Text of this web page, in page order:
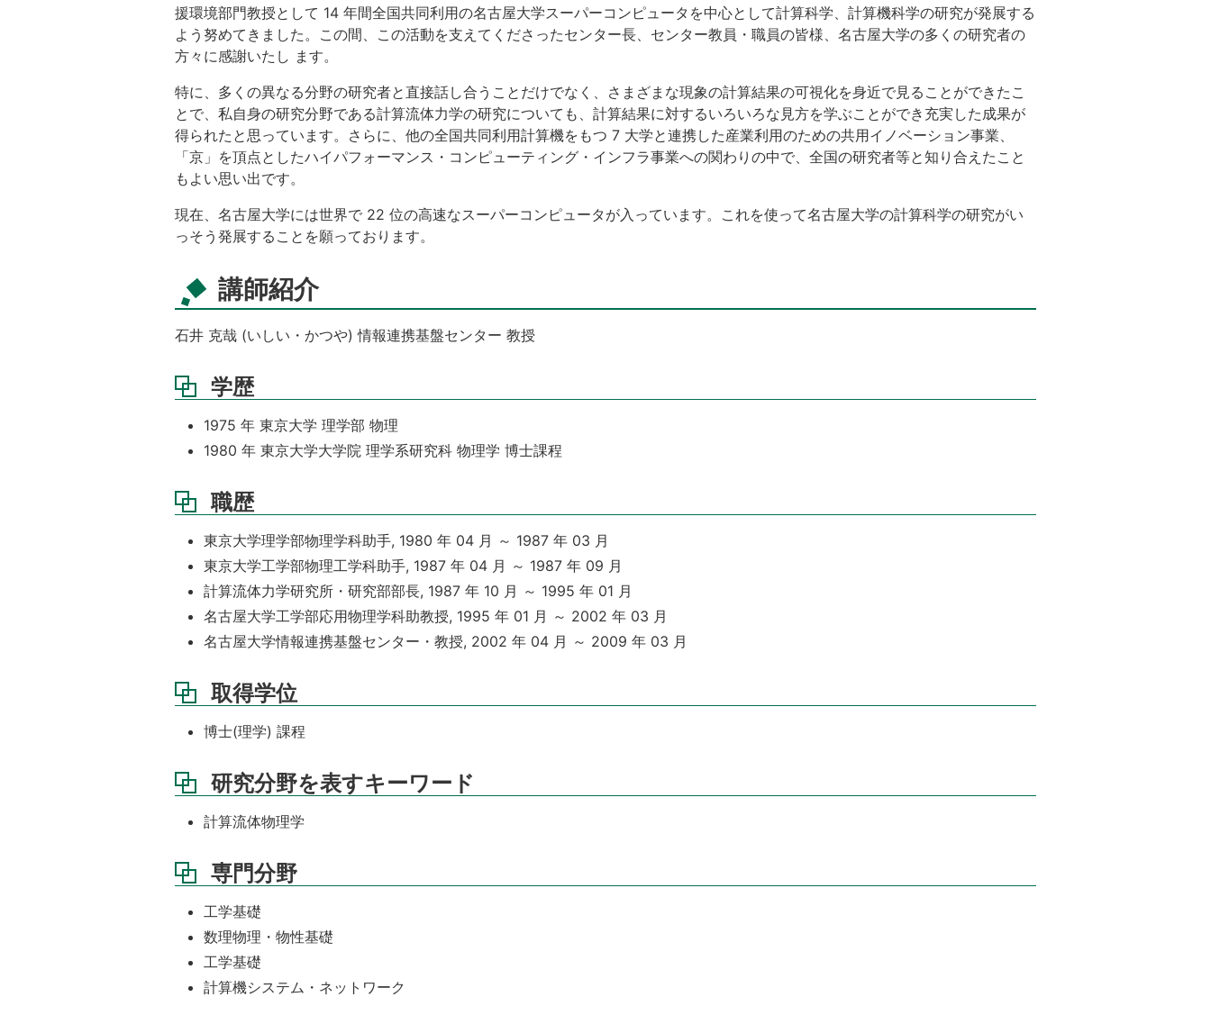
援環境部門教授として 14 年間全国共同利用の名古屋大学スーパーコンピュータを中心として計算科学、計算機科学の研究が発展する
よう努めてきました。この間、この活動を支えてくださったセンター長、センター教員・職員の皆様、名古屋大学の多くの研究者の
方々に感謝いたし ます。
特に、多くの異なる分野の研究者と直接話し合うことだけでなく、さまざまな現象の計算結果の可視化を身近で見ることができたこ
とで、私自身の研究分野である計算流体力学の研究についても、計算結果に対するいろいろな見方を学ぶことができ充実した成果が
得られたと思っています。さらに、他の全国共同利用計算機をもつ 7 大学と連携した産業利用のための共用イノベーション事業、
「京」を頂点としたハイパフォーマンス・コンピューティング・インフラ事業への関わりの中で、全国の研究者等と知り合えたこと
もよい思い出です。
現在、名古屋大学には世界で 22 位の高速なスーパーコンピュータが入っています。これを使って名古屋大学の計算科学の研究がい
っそう発展することを願っております。
講師紹介
石井 克哉 (いしい・かつや) 情報連携基盤センター 教授
学歴
1975 年 東京大学 理学部 物理
1980 年 東京大学大学院 理学系研究科 物理学 博士課程
職歴
東京大学理学部物理学科助手, 1980 年 04 月 ～ 1987 年 03 月
東京大学工学部物理工学科助手, 1987 年 04 月 ～ 1987 年 09 月
計算流体力学研究所・研究部部長, 1987 年 10 月 ～ 1995 年 01 月
名古屋大学工学部応用物理学科助教授, 1995 年 01 月 ～ 2002 年 03 月
名古屋大学情報連携基盤センター・教授, 2002 年 04 月 ～ 2009 年 03 月
取得学位
博士(理学) 課程
研究分野を表すキーワード
計算流体物理学
専門分野
工学基礎
数理物理・物性基礎
工学基礎
計算機システム・ネットワーク